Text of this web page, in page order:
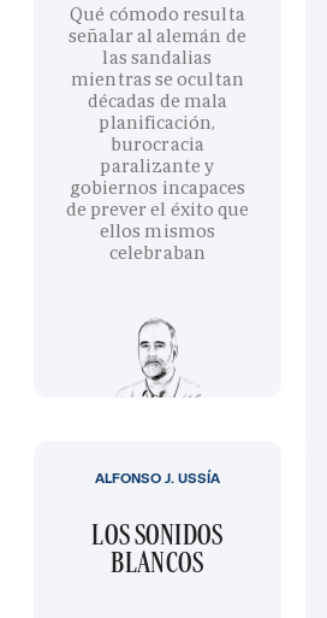
Qué cómodo resulta
señalar al alemán de
las sandalias
mientras se ocultan
décadas de mala
planificación,
burocracia
paralizante y
gobiernos incapaces
de prever el éxito que
ellos mismos
celebraban
LOS SONIDOS
BLANCOS
ALFONSO J. USSÍA